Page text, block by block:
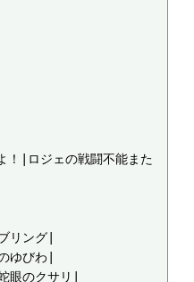
！|ロジェの戦闘不能また
リング|
ゆびわ|
眼のクサリ|